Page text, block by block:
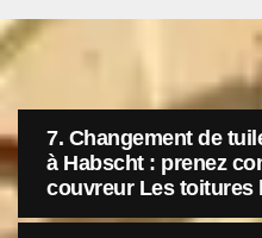
7. Changement de
à Habscht : prenez
couvreur Les toitures